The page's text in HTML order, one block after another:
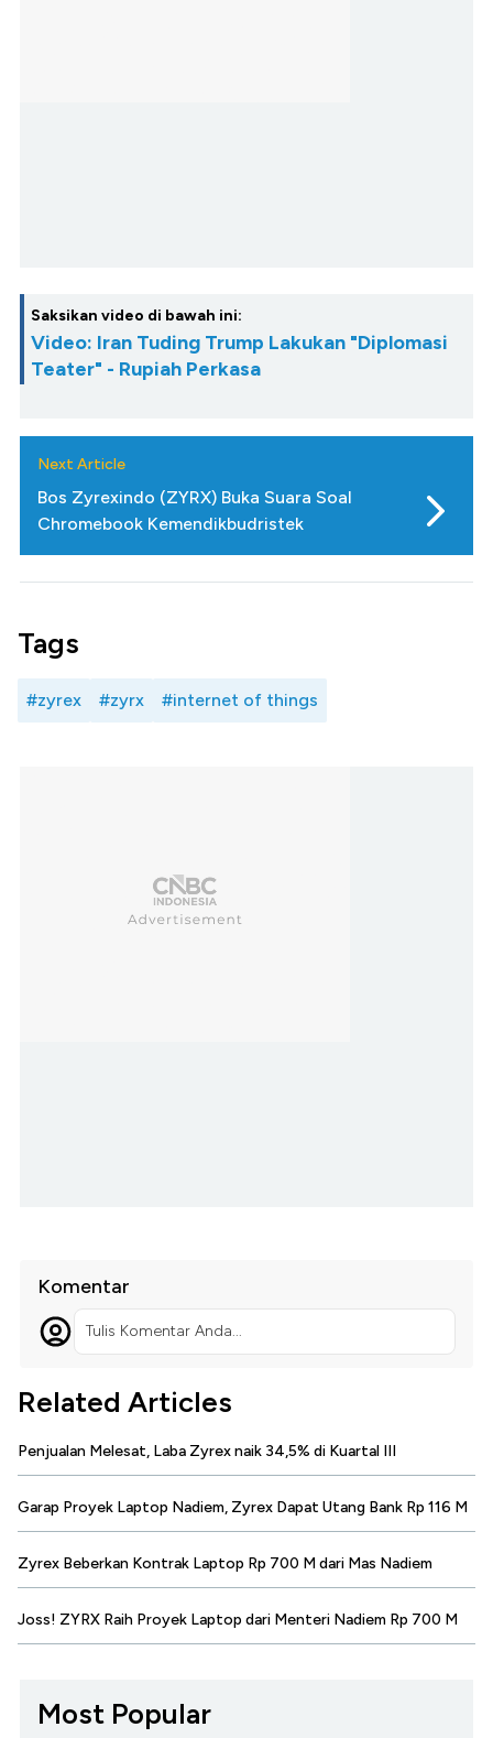
Saksikan video di bawah ini:
Video: Iran Tuding Trump Lakukan "Diplomasi
Teater" - Rupiah Perkasa
Next Article
Bos Zyrexindo (ZYRX) Buka Suara Soal
Chromebook Kemendikbudristek
Tags
#zyrex #zyrx #internet of things
Komentar
Tulis Komentar Anda...
Related Articles
Penjualan Melesat, Laba Zyrex naik 34,5% di Kuartal III
Garap Proyek Laptop Nadiem, Zyrex Dapat Utang Bank Rp 116 M
Zyrex Beberkan Kontrak Laptop Rp 700 M dari Mas Nadiem
Joss! ZYRX Raih Proyek Laptop dari Menteri Nadiem Rp 700 M
Most Popular